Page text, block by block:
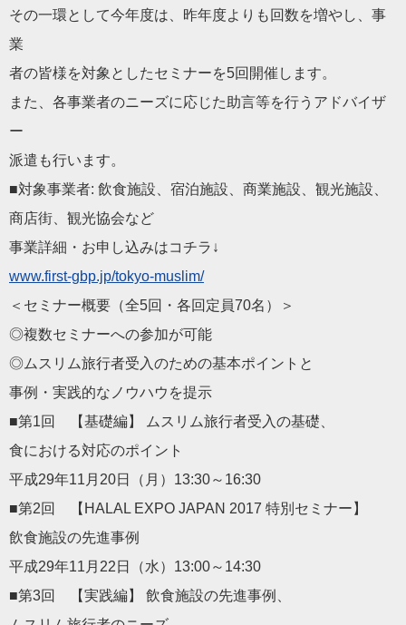
その一環として今年度は、昨年度よりも回数を増やし、事
業
者の皆様を対象としたセミナーを5回開催します。
また、各事業者のニーズに応じた助言等を行うアドバイザ
ー
派遣も行います。
■対象事業者: 飲食施設、宿泊施設、商業施設、観光施設、
商店街、観光協会など
事業詳細・お申し込みはコチラ↓
www.first-gbp.jp/tokyo-muslim/
＜セミナー概要（全5回・各回定員70名）＞
◎複数セミナーへの参加が可能
◎ムスリム旅行者受入のための基本ポイントと
事例・実践的なノウハウを提示
■第1回 【基礎編】 ムスリム旅行者受入の基礎、
食における対応のポイント
平成29年11月20日（月）13:30～16:30
■第2回 【HALAL EXPO JAPAN 2017 特別セミナー】
飲食施設の先進事例
平成29年11月22日（水）13:00～14:30
■第3回 【実践編】 飲食施設の先進事例、